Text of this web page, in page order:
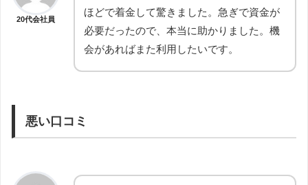
20代会社員
ほどで着金して驚きました。急ぎで資金が
必要だったので、本当に助かりました。機
会があればまた利用したいです。
悪い口コミ